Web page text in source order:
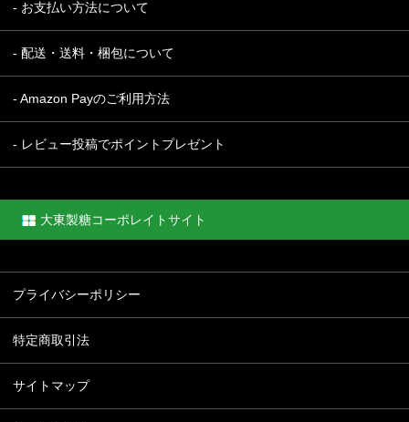
- お支払い方法について
- 配送・送料・梱包について
- Amazon Payのご利用方法
- レビュー投稿でポイントプレゼント
大東製糖コーポレイトサイト
プライバシーポリシー
特定商取引法
サイトマップ